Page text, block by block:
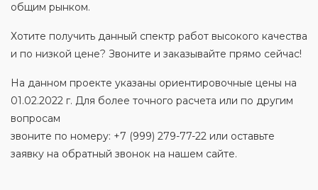
общим рынком.
Хотите получить данный спектр работ высокого качества
и по низкой цене? Звоните и заказывайте прямо сейчас!
На данном проекте указаны ориентировочные цены на
01.02.2022 г. Для более точного расчета или по другим
вопросам
звоните по номеру: +7 (999) 279-77-22 или оставьте
заявку на обратный звонок на нашем сайте.